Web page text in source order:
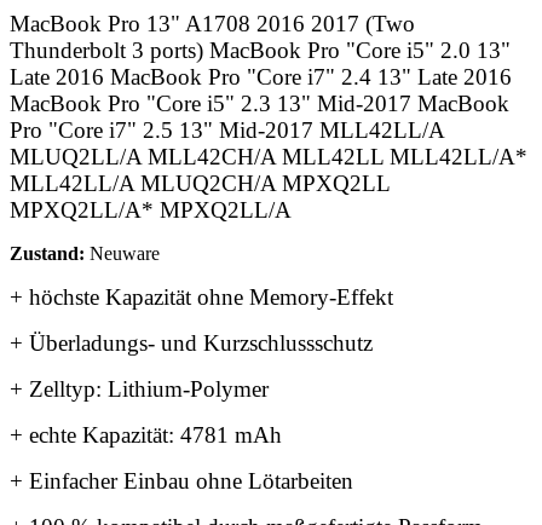
MacBook Pro 13" A1708 2016 2017 (Two
Thunderbolt 3 ports) MacBook Pro "Core i5" 2.0 13"
Late 2016 MacBook Pro "Core i7" 2.4 13" Late 2016
MacBook Pro "Core i5" 2.3 13" Mid-2017 MacBook
Pro "Core i7" 2.5 13" Mid-2017 MLL42LL/A
MLUQ2LL/A MLL42CH/A MLL42LL MLL42LL/A*
MLL42LL/A MLUQ2CH/A MPXQ2LL
MPXQ2LL/A* MPXQ2LL/A
Zustand: Neuware
+ höchste Kapazität ohne Memory-Effekt
+ Überladungs- und Kurzschlussschutz
+ Zelltyp: Lithium-Polymer
+ echte Kapazität: 4781 mAh
+ Einfacher Einbau ohne Lötarbeiten